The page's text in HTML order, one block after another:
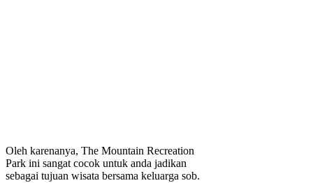
Oleh karenanya, The Mountain Recreation
Park ini sangat cocok untuk anda jadikan
sebagai tujuan wisata bersama keluarga sob.